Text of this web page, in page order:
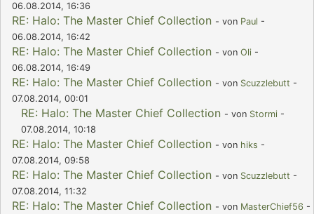
06.08.2014, 16:36
RE: Halo: The Master Chief Collection - von Paul -
06.08.2014, 16:42
RE: Halo: The Master Chief Collection - von Oli -
06.08.2014, 16:49
RE: Halo: The Master Chief Collection - von Scuzzlebutt -
07.08.2014, 00:01
RE: Halo: The Master Chief Collection - von Stormi -
07.08.2014, 10:18
RE: Halo: The Master Chief Collection - von hiks -
07.08.2014, 09:58
RE: Halo: The Master Chief Collection - von Scuzzlebutt -
07.08.2014, 11:32
RE: Halo: The Master Chief Collection - von MasterChief56 -